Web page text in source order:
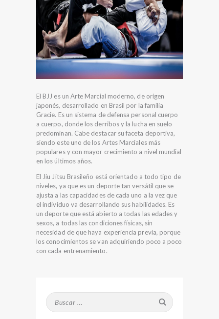
El BJJ es un Arte Marcial moderno, de origen
japonés, desarrollado en Brasil por la familia
Gracie. Es un sistema de defensa personal cuerpo
a cuerpo, donde los derribos y la lucha en suelo
predominan. Cabe destacar su faceta deportiva,
siendo este uno de los Artes Marciales más
populares y con mayor crecimiento a nivel mundial
en los últimos años.
El Jiu Jitsu Brasileño está orientado a todo tipo de
niveles, ya que es un deporte tan versátil que se
ajusta a las capacidades de cada uno a la vez que
el individuo va desarrollando sus habilidades. Es
un deporte que está abierto a todas las edades y
sexos, a todas las condiciones físicas, sin
necesidad de que haya experiencia previa, porque
los conocimientos se van adquiriendo poco a poco
con cada entrenamiento.
Buscar: